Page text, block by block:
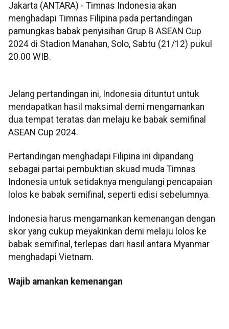
Jakarta (ANTARA) - Timnas Indonesia akan
menghadapi Timnas Filipina pada pertandingan
pamungkas babak penyisihan Grup B ASEAN Cup
2024 di Stadion Manahan, Solo, Sabtu (21/12) pukul
20.00 WIB.
Jelang pertandingan ini, Indonesia dituntut untuk
mendapatkan hasil maksimal demi mengamankan
dua tempat teratas dan melaju ke babak semifinal
ASEAN Cup 2024.
Pertandingan menghadapi Filipina ini dipandang
sebagai partai pembuktian skuad muda Timnas
Indonesia untuk setidaknya mengulangi pencapaian
lolos ke babak semifinal, seperti edisi sebelumnya.
Indonesia harus mengamankan kemenangan dengan
skor yang cukup meyakinkan demi melaju lolos ke
babak semifinal, terlepas dari hasil antara Myanmar
menghadapi Vietnam.
Wajib amankan kemenangan